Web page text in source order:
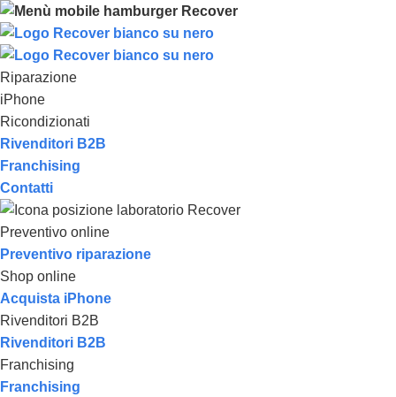
Riparazione
iPhone
Ricondizionati
Rivenditori B2B
Franchising
Contatti
Preventivo online
Preventivo riparazione
Shop online
Acquista iPhone
Rivenditori B2B
Rivenditori B2B
Franchising
Franchising